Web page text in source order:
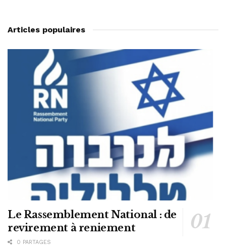
Articles populaires
Le Rassemblement National : de
revirement à reniement
0 PARTAGES